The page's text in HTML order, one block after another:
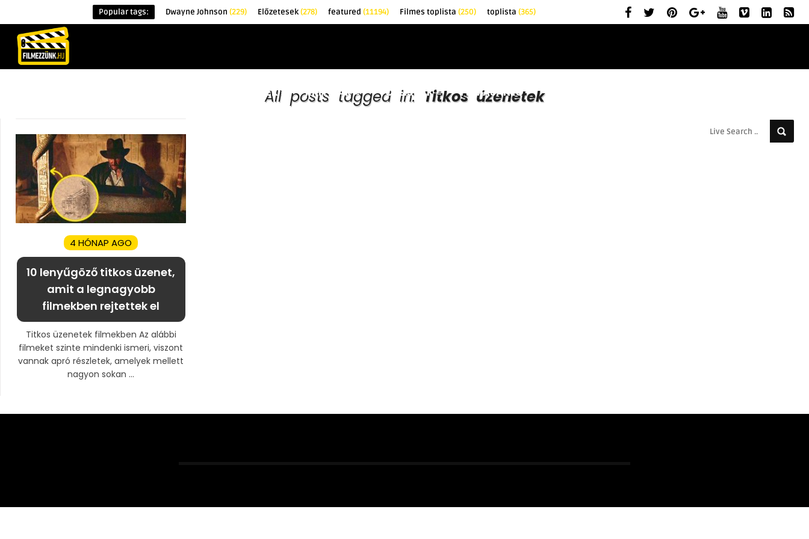
Popular tags: Dwayne Johnson (229) Előzetesek(278) featured (11194) Filmes toplista (250) toplista (365)
ÉRDEKESSÉGEK KRITIKÁK TOPLISTÁK FILMAJÁNLÓ
All posts tagged in: Titkos üzenetek
4 HÓNAP AGO
10 lenyűgöző titkos üzenet,
amit a legnagyobb
filmekben rejtettek el
Titkos üzenetek filmekben Az alábbi
filmeket szinte mindenki ismeri, viszont
vannak apró részletek, amelyek mellett
nagyon sokan ...